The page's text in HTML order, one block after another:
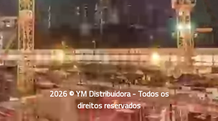
2026 © YM Distribuidora - Todos os
direitos reservados